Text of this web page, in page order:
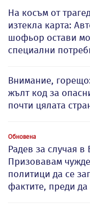
На косъм от
изтекла карта:
шофьор остави
специални
Внимание,
жълт код за
почти цялата
Обновена
Радев за случая в
Призовавам
политици да се
фактите, преди